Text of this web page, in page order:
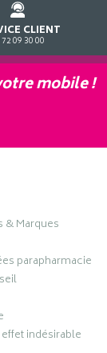
CLIENT
09 30 00
mobile !
& Marques
parapharmacie
indésirable